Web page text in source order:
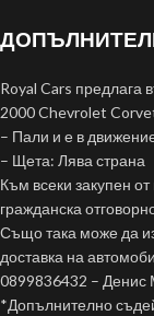
Royal Cars предлага
2000 Chevrolet
– Пали и е в
– Щета: Лява страна
Към всеки закупен
гражданска
Също така може да
доставка на
0899836432 – Денис
*Допълнително